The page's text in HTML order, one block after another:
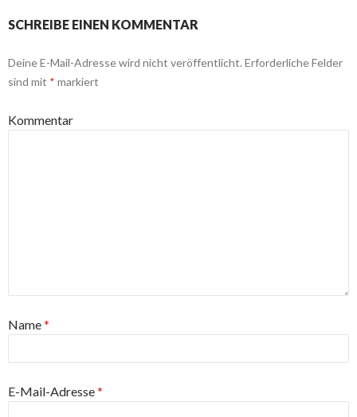
SCHREIBE EINEN KOMMENTAR
Deine E-Mail-Adresse wird nicht veröffentlicht. Erforderliche Felder
sind mit * markiert
Kommentar
Name*
E-Mail-Adresse*